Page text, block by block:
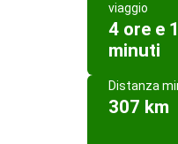
viaggio
4 ore e
minuti
Distanza
307 km